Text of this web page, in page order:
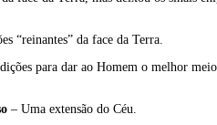
“reinantes” da face da Terra.
para dar ao Homem o melhor
– Uma extensão do Céu.